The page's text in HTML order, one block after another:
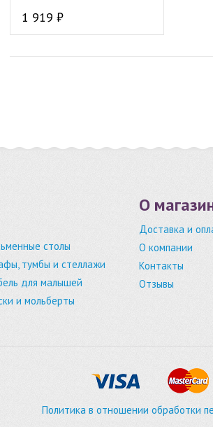
1 919 ₽
столы
тумбы и стеллажи
для малышей
и мольберты
О
Доставка и
О компании
Контакты
Отзывы
Политика в отношении обработки